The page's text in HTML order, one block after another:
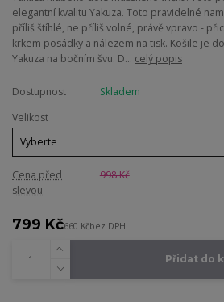
elegantní kvalitu Yakuza. Toto pravidelné
příliš štíhlé, ne příliš volné, právě vpravo -
krkem posádky a nálezem na tisk. Košile je
Yakuza na bočním švu. D... celý popis
Dostupnost
Skladem
Velikost
Cena před
slevou
998 Kč
799 Kč660 Kčbez DPH
Přidat do